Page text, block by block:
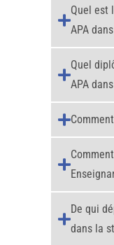
Quel est
APA
Quel
APA
De qui
dans la